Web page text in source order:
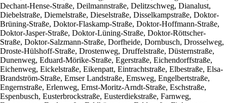
Dechant-Hense-Straße, Deilmannstraße, Delitzschweg, Dianalust,
Diebelstraße, Diemelstraße, Dieselstraße, Disselkampstraße, Doktor-
Brüning-Straße, Doktor-Flaskamp-Straße, Doktor-Hoffmann-Straße,
Doktor-Jasper-Straße, Doktor-Lüning-Straße, Doktor-Röttscher-
Straße, Doktor-Salzmann-Straße, Dorfheide, Dornbusch, Drosselweg,
Droste-Hülshoff-Straße, Drostenweg, Druffelstraße, Düsternstraße,
Dunenweg, Eduard-Mörike-Straße, Egerstraße, Eichendorffstraße,
Eichenweg, Eickelstraße, Eikenpatt, Eintrachtstraße, Elbestraße, Elsa-
Brandström-Straße, Emser Landstraße, Emsweg, Engelbertstraße,
Engernstraße, Erlenweg, Ernst-Moritz-Arndt-Straße, Eschstraße,
Espenbusch, Eusterbrockstraße, Eusterdiekstraße, Farnweg,